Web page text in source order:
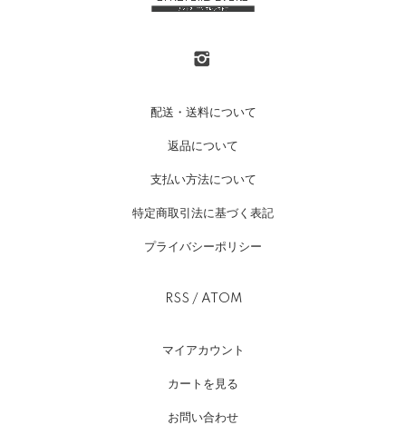
配送・送料について
返品について
支払い方法について
特定商取引法に基づく表記
プライバシーポリシー
RSS / ATOM
マイアカウント
カートを見る
お問い合わせ